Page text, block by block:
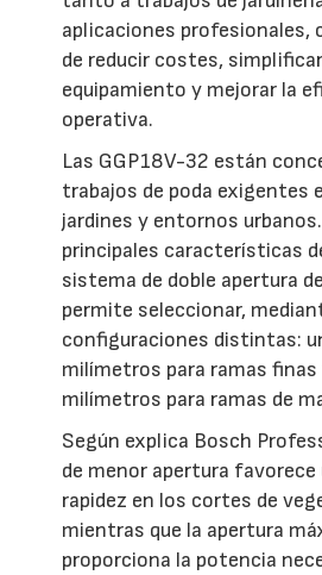
aplicaciones profesionales,
de reducir costes,
equipamiento y mejorar la
operativa.
Las GGP18V-32 están
trabajos de poda exigentes
jardines y entornos
principales características
sistema de doble apertura
permite seleccionar,
configuraciones distintas:
milímetros para ramas
milímetros para ramas de
Según explica Bosch
de menor apertura favorece
rapidez en los cortes de
mientras que la apertura
proporciona la potencia